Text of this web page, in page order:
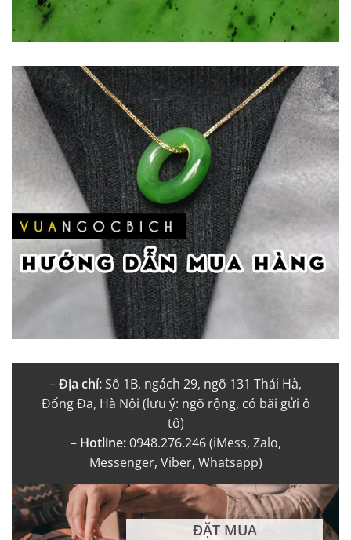
–Địa chỉ:Số 1B, ngách 29, ngõ 131 Thái Hà,
Đống Đa, Hà Nội (lưu ý: ngõ rộng, có bãi gửi ô
tô)
– Hotline:0948.276.246 (iMess, Zalo,
Messenger, Viber, Whatsapp)
ĐẶT MUA